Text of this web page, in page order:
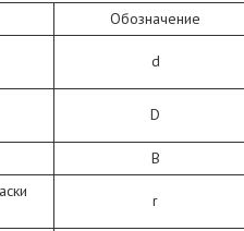
Обозначение
d
D
В
r